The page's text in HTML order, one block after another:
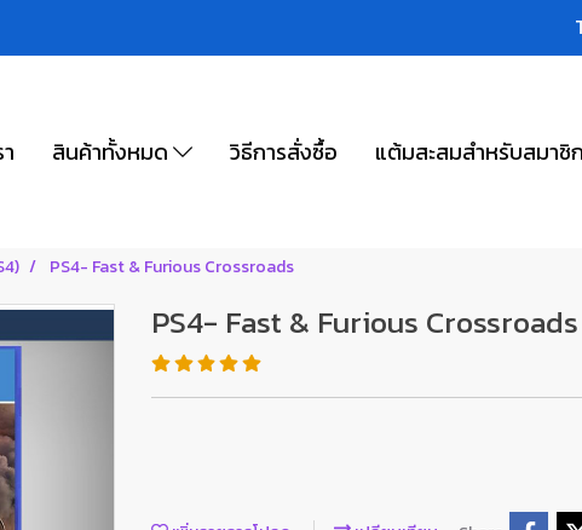
สินค้าทั้งหมด วิธีการสั่งซื้อ แต้มสะสมสำหรับสมาชิก
PS4- Fast & Furious Crossroads
PS4- Fast & Furious Crossroads